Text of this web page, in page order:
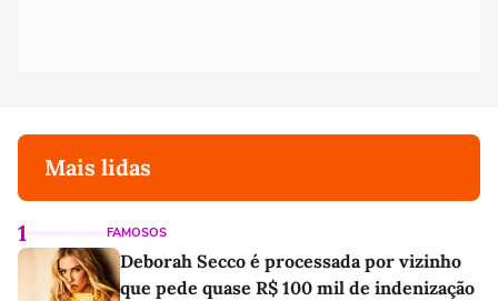
Mais lidas
1 FAMOSOS
Deborah Secco é processada por vizinho
que pede quase R$ 100 mil de indenização